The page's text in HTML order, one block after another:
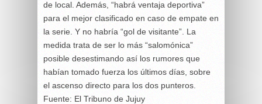
de local. Además, “habrá ventaja deportiva”
para el mejor clasificado en caso de empate en
la serie. Y no habría “gol de visitante”. La
medida trata de ser lo más “salomónica”
posible desestimando así los rumores que
habían tomado fuerza los últimos días, sobre
el ascenso directo para los dos punteros.
Fuente: El Tribuno de Jujuy